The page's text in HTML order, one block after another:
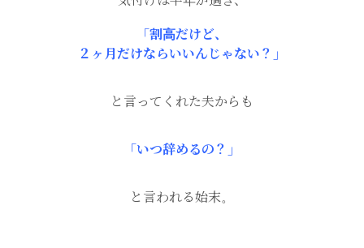
「割高だけど、
２ヶ月だけならいいんじゃない？」
と言ってくれた夫からも
「いつ辞めるの？」
と言われる始末。